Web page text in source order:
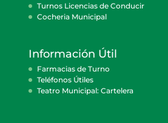
Turnos Licencias de Conducir
Cocheria Municipal
Información Útil
Farmacias de Turno
Teléfonos Útiles
Teatro Municipal: Cartelera